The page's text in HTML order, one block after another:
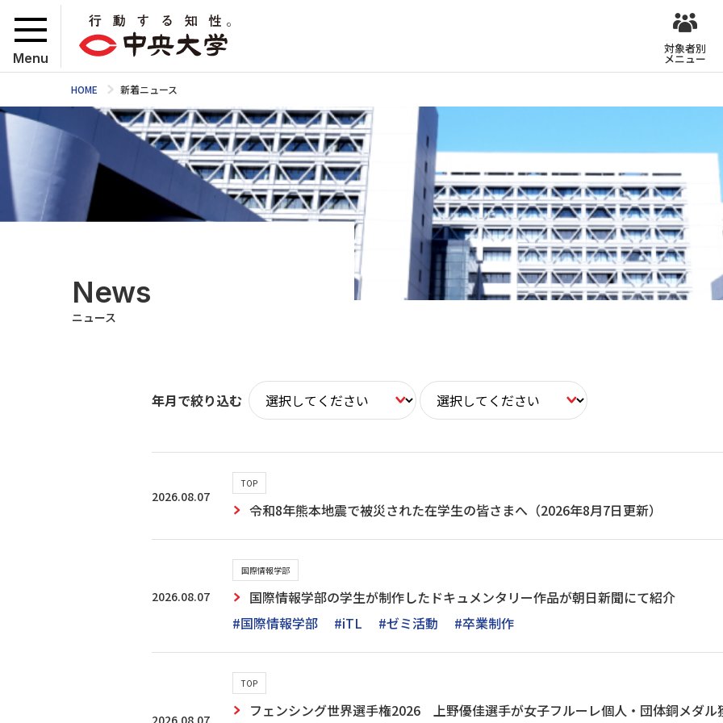
Menu
対象者別
メニュー
HOME 新着ニュース
News
ニュース
年月で絞り込む
2026.08.07
TOP
令和8年熊本地震で被災された在学生の皆さまへ（2026年8月7日更新）
2026.08.07
国際情報学部
国際情報学部の学生が制作したドキュメンタリー作品が朝日新聞にて紹介
#国際情報学部
#iTL #ゼミ活動 #卒業制作
2026.08.07
TOP
フェンシング世界選手権2026 上野優佳選手が女子フルーレ個人・団体銅メダル